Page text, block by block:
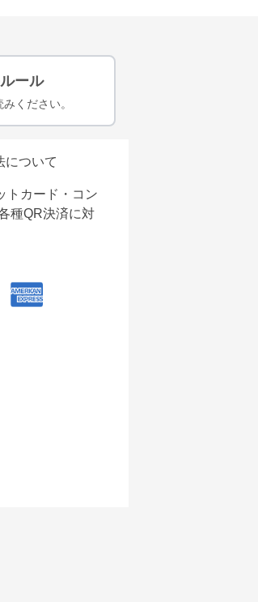
ール
ください。
について
トカード・コン
種QR決済に対